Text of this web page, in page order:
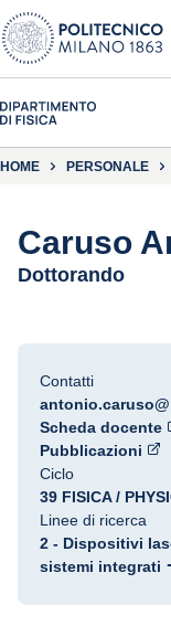
HOME PERSONALE
Caruso
Dottorando
Contatti
Scheda docente
Pubblicazioni
Ciclo
39 FISICA /
Linee di ricerca
2 - Dispositivi
sistemi integrati